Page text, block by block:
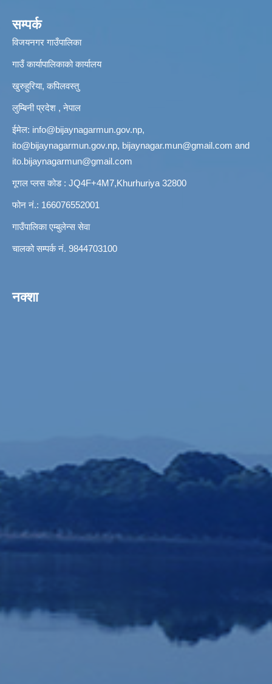
सम्पर्क
विजयनगर गाउँपालिका
गाउँ कार्यापालिकाको कार्यालय
खुरुहुरिया, कपिलवस्तु
लुम्बिनी प्रदेश , नेपाल
ईमेल: info@bijaynagarmun.gov.np,
ito@bijaynagarmun.gov.np, bijaynagar.mun@gmail.com and
ito.bijaynagarmun@gmail.com
गूगल प्लस कोड : JQ4F+4M7,Khurhuriya 32800
फोन नं.: 166076552001
गाउँपालिका एम्बुलेन्स सेवा
चालको सम्पर्क नं. 9844703100
नक्शा